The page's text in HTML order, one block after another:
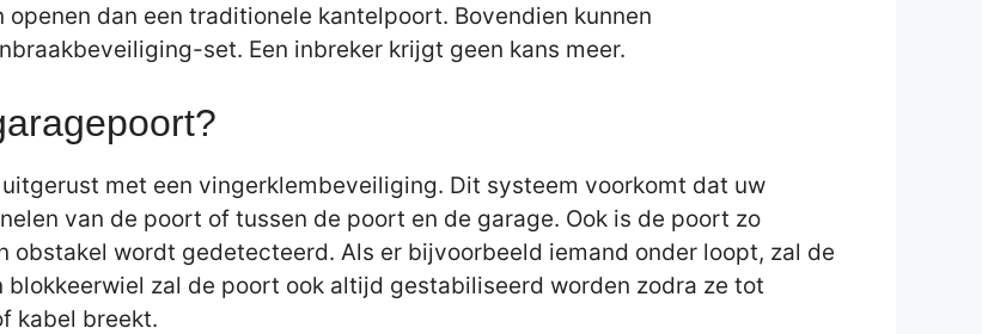
dan een traditionele kantelpoort. Bovendien kunnen
set. Een inbreker krijgt geen kans meer.
met een vingerklembeveiliging. Dit systeem voorkomt dat uw
van de poort of tussen de poort en de garage. Ook is de poort zo
wordt gedetecteerd. Als er bijvoorbeeld iemand onder loopt, zal de
zal de poort ook altijd gestabiliseerd worden zodra ze tot
kabel breekt.